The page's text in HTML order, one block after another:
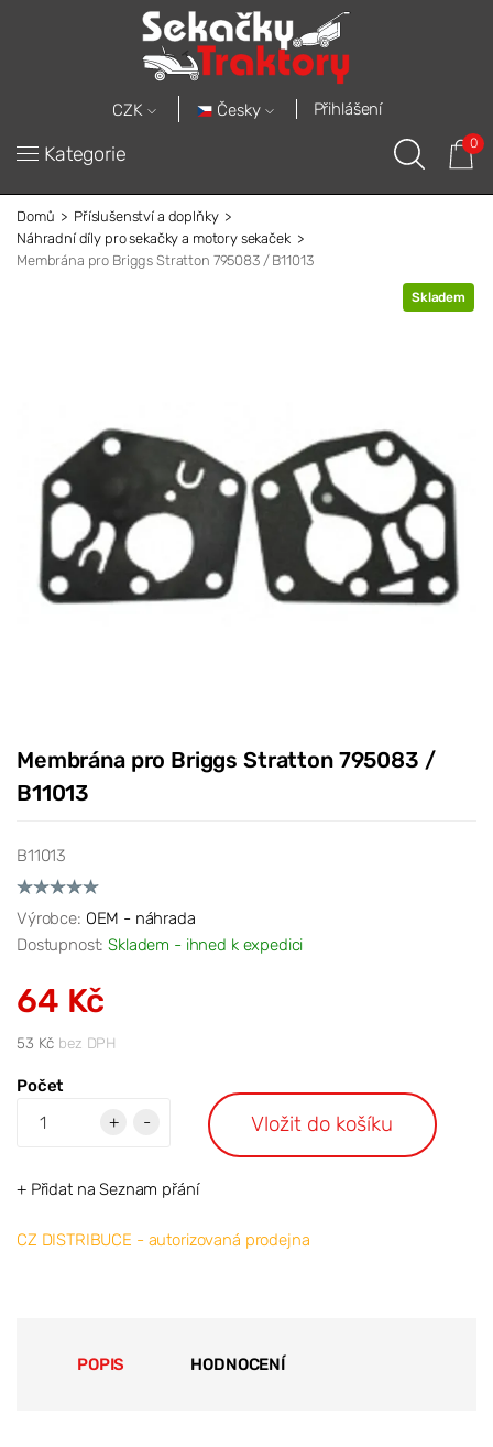
CZK Česky Přihlášení
Kategorie 0
Domů
Příslušenství a doplňky
Náhradní díly pro sekačky a motory sekaček
Membrána pro Briggs Stratton 795083 / B11013
Skladem
Membrána pro Briggs Stratton 795083 /
B11013
B11013
Výrobce: OEM - náhrada
Dostupnost:Skladem - ihned k expedici
64 Kč
53 Kč bez DPH
Počet
+
- Vložit do košíku
+ Přidat na Seznam přání
CZ DISTRIBUCE - autorizovaná prodejna
POPIS HODNOCENÍ